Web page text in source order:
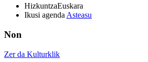
HizkuntzaEuskara
Ikusi agenda Asteasu
Non
Zer da Kulturklik